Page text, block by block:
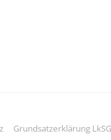
Grundsatzerklärung LkSG